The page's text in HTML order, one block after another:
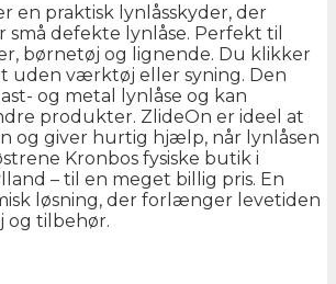
en praktisk lynlåsskyder, der
defekte lynlåse. Perfekt til
børnetøj og lignende. Du klikker
uden værktøj eller syning. Den
og metal lynlåse og kan
produkter. ZlideOn er ideel at
og giver hurtig hjælp, når lynlåsen
Kronbos fysiske butik i
– til en meget billig pris. En
løsning, der forlænger levetiden
og tilbehør.